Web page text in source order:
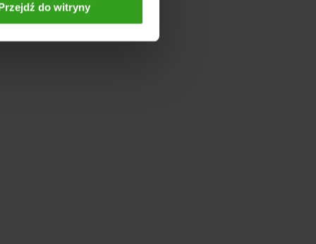
do witryny